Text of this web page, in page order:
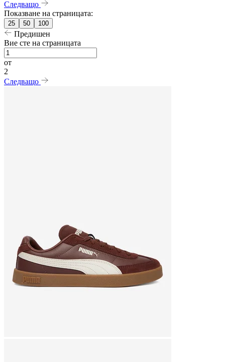
Следващо
Показване на страницата:
25 50 100
Предишен
Вие сте на страницата
от
2
Следващо